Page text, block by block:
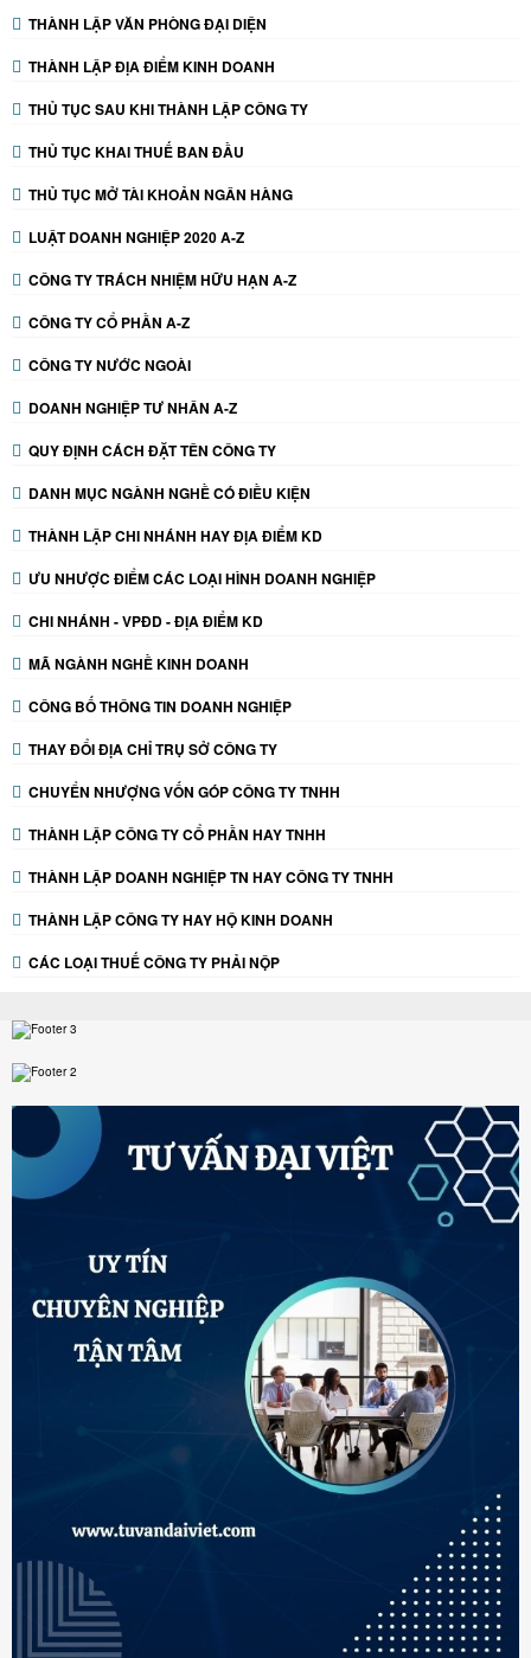
THÀNH LẬP VĂN PHÒNG ĐẠI DIỆN
THÀNH LẬP ĐỊA ĐIỂM KINH DOANH
THỦ TỤC SAU KHI THÀNH LẬP CÔNG TY
THỦ TỤC KHAI THUẾ BAN ĐẦU
THỦ TỤC MỞ TÀI KHOẢN NGÂN HÀNG
LUẬT DOANH NGHIỆP 2020 A-Z
CÔNG TY TRÁCH NHIỆM HỮU HẠN A-Z
CÔNG TY CỔ PHẦN A-Z
CÔNG TY NƯỚC NGOÀI
DOANH NGHIỆP TƯ NHÂN A-Z
QUY ĐỊNH CÁCH ĐẶT TÊN CÔNG TY
DANH MỤC NGÀNH NGHỀ CÓ ĐIỀU KIỆN
THÀNH LẬP CHI NHÁNH HAY ĐỊA ĐIỂM KD
ƯU NHƯỢC ĐIỂM CÁC LOẠI HÌNH DOANH NGHIỆP
CHI NHÁNH - VPĐD - ĐỊA ĐIỂM KD
MÃ NGÀNH NGHỀ KINH DOANH
CÔNG BỐ THÔNG TIN DOANH NGHIỆP
THAY ĐỔI ĐỊA CHỈ TRỤ SỞ CÔNG TY
CHUYỂN NHƯỢNG VỐN GÓP CÔNG TY TNHH
THÀNH LẬP CÔNG TY CỔ PHẦN HAY TNHH
THÀNH LẬP DOANH NGHIỆP TN HAY CÔNG TY TNHH
THÀNH LẬP CÔNG TY HAY HỘ KINH DOANH
CÁC LOẠI THUẾ CÔNG TY PHẢI NỘP